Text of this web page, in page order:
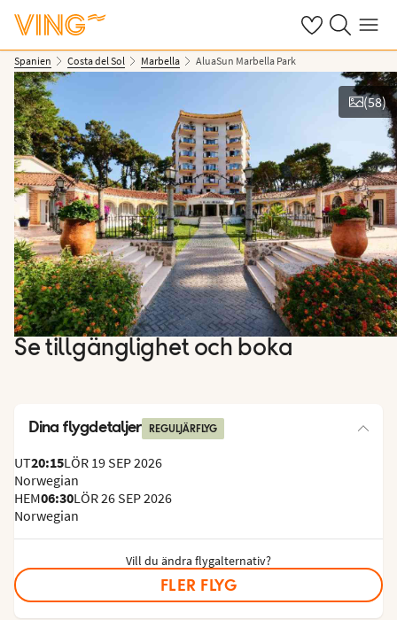
Se dinaSök på ving.se
Meny
Spanien Costa del Sol Marbella AluaSun Marbella Park
Se bilder
(58)
Se tillgänglighet och boka
Dina flygdetaljer REGULJÄRFLYG
UT20:15LÖR 19 SEP 2026
Norwegian
HEM06:30LÖR 26 SEP 2026
Norwegian
Vill du ändra flygalternativ?
FLER FLYG